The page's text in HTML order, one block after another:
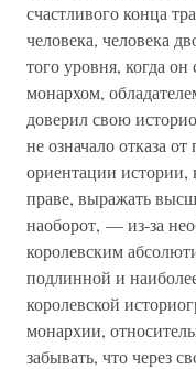
счастливого конца
человека, человека
того уровня, когда
монархом,
доверил свою
не означало отказа
ориентации истории,
праве, выражать
наоборот, — из-за
королевским
подлинной и
королевской
монархии,
забывать, что через